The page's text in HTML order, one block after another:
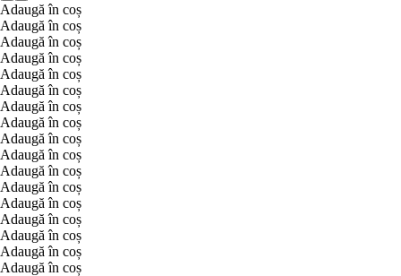
Adaugă în coș
Adaugă în coș
Adaugă în coș
Adaugă în coș
Adaugă în coș
Adaugă în coș
Adaugă în coș
Adaugă în coș
Adaugă în coș
Adaugă în coș
Adaugă în coș
Adaugă în coș
Adaugă în coș
Adaugă în coș
Adaugă în coș
Adaugă în coș
Adaugă în coș